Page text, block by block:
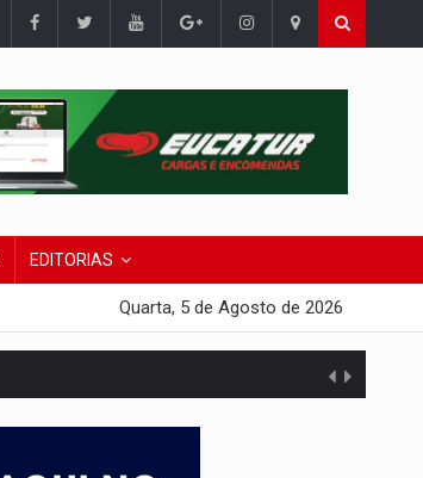
EDITORIAS
Quarta, 5 de Agosto de 2026